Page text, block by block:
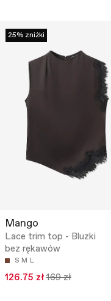
25% zniżki
Mango
Lace trim top - Bluzki
bez rękawów
S M L
126.75 zł 169 zł